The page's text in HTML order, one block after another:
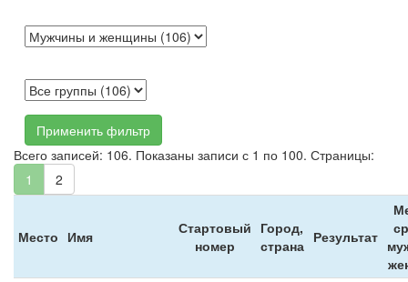
Применить фильтр
Всего записей: 106. Показаны записи с 1 по 100. Страницы:
1
2
Место Имя
Стартовый
номер
Город,
страна Результат